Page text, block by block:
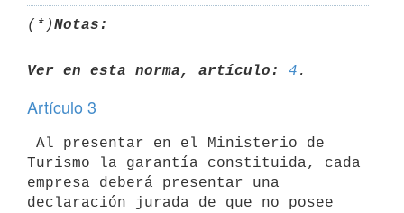
(*)Notas:
Ver en esta norma, artículo: 4
Artículo 3
Turismo la garantía constituida, cada
empresa deberá presentar una
declaración jurada de que no posee